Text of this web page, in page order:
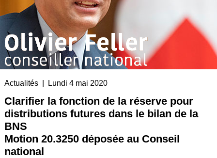
Médias
Livre
Liens
externes
Contact
Actualités | Lundi 4 mai 2020
Clarifier la fonction de la réserve pour
distributions futures dans le bilan de la
BNS
Motion 20.3250 déposée au Conseil
national